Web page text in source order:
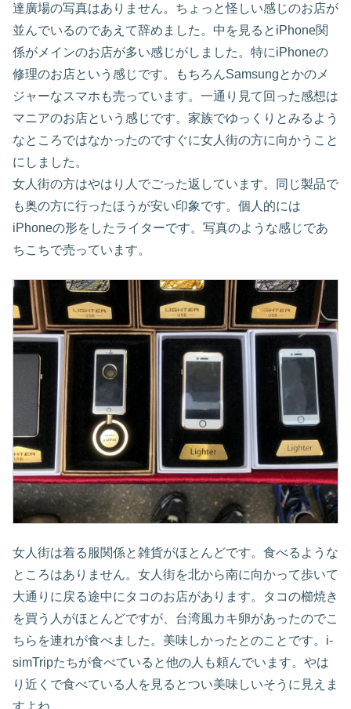
達廣場の写真はありません。ちょっと怪しい感じのお店が
並んでいるのであえて辞めました。中を見るとiPhone関
係がメインのお店が多い感じがしました。特にiPhoneの
修理のお店という感じです。もちろんSamsungとかのメ
ジャーなスマホも売っています。一通り見て回った感想は
マニアのお店という感じです。家族でゆっくりとみるよう
なところではなかったのですぐに女人街の方に向かうこと
にしました。
女人街の方はやはり人でごった返しています。同じ製品で
も奥の方に行ったほうが安い印象です。個人的には
iPhoneの形をしたライターです。写真のような感じであ
ちこちで売っています。
女人街は着る服関係と雑貨がほとんどです。食べるような
ところはありません。女人街を北から南に向かって歩いて
大通りに戻る途中にタコのお店があります。タコの櫛焼き
を買う人がほとんどですが、台湾風カキ卵があったのでこ
ちらを連れが食べました。美味しかったとのことです。i-
simTripたちが食べていると他の人も頼んでいます。やは
り近くで食べている人を見るとつい美味しいそうに見えま
すよね。